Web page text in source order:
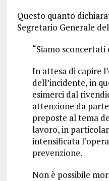
Questo quanto
Segretario Generale
“Siamo
In attesa di capire
dell’incidente, in
esimerci dal
attenzione da
preposte al tema
lavoro, in
intensificata
prevenzione.
Non è possibile